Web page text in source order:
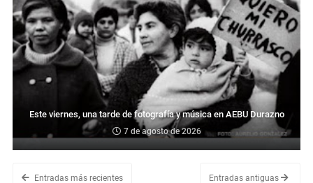
Este viernes, una tarde de fotografía y música en AEBU Durazno
7 de agosto de 2026
Entradas más recientes Entradas antiguas